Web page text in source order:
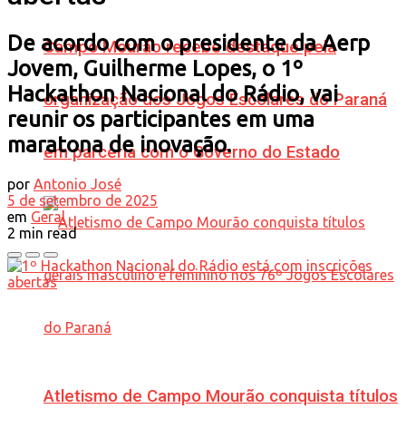
Campo Mourão recebe destaque pela
organização dos Jogos Escolares do Paraná
em parceria com o Governo do Estado
Atletismo de Campo Mourão conquista títulos
De acordo com o presidente da Aerp
Jovem, Guilherme Lopes, o 1º
Hackathon Nacional do Rádio, vai
reunir os participantes em uma
maratona de inovação.
por Antonio José
5 de setembro de 2025
em Geral
2 min read